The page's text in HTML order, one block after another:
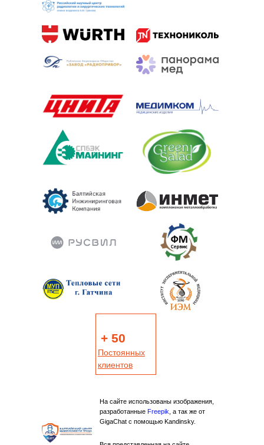
+ 50
Постоянных
клиентов
На сайте использованы изображения,
разработанные Freepik , а так же от
GigaChat с помощью Kandinsky.